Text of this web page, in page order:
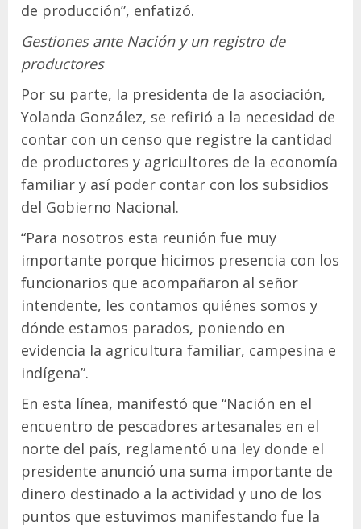
de producción”, enfatizó.
Gestiones ante Nación y un registro de
productores
Por su parte, la presidenta de la asociación,
Yolanda González, se refirió a la necesidad de
contar con un censo que registre la cantidad
de productores y agricultores de la economía
familiar y así poder contar con los subsidios
del Gobierno Nacional.
“Para nosotros esta reunión fue muy
importante porque hicimos presencia con los
funcionarios que acompañaron al señor
intendente, les contamos quiénes somos y
dónde estamos parados, poniendo en
evidencia la agricultura familiar, campesina e
indígena”.
En esta línea, manifestó que “Nación en el
encuentro de pescadores artesanales en el
norte del país, reglamentó una ley donde el
presidente anunció una suma importante de
dinero destinado a la actividad y uno de los
puntos que estuvimos manifestando fue la